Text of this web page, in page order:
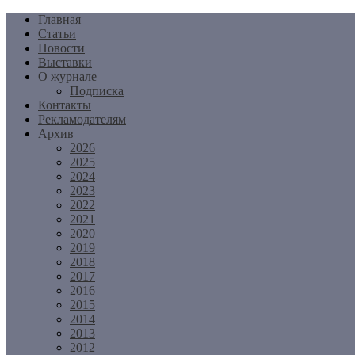
Перейти
содержимому
Главная
Статьи
Новости
Выставки
О журнале
Подписка
Контакты
Рекламодателям
Архив
2026
2025
2024
2023
2022
2021
2020
2019
2018
2017
2016
2015
2014
2013
2012